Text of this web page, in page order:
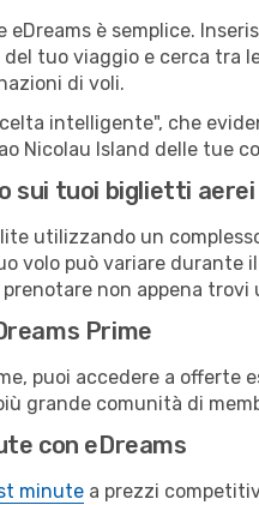
è semplice.
tuo viaggio e cerca tra
di voli.
intelligente", che
Nicolau Island delle tue
sui tuoi biglietti aerei
utilizzando un
volo può variare durante
non appena
Prime
puoi accedere a
grande comunità di
con eDreams
minute a prezzi